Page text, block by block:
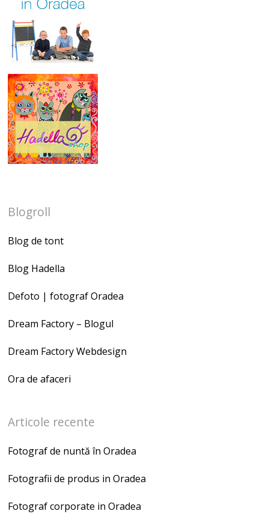
Blogroll
Blog de tont
Blog Hadella
Defoto | fotograf Oradea
Dream Factory – Blogul
Dream Factory Webdesign
Ora de afaceri
Articole recente
Fotograf de nuntă în Oradea
Fotografii de produs in Oradea
Fotograf corporate in Oradea